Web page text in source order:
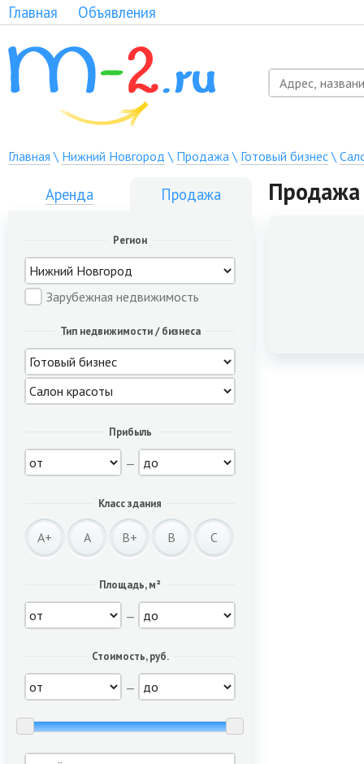
Главная Объявления
Главная \ Нижний Новгород \ Продажа\ Готовый бизнес\
Аренда Продажа
Регион
Зарубежная недвижимость
Тип недвижимости / бизнеса
Прибыль
—
Класс здания
A+ A B+ B C
Площадь, м²
—
Стоимость, руб.
—
Продажа